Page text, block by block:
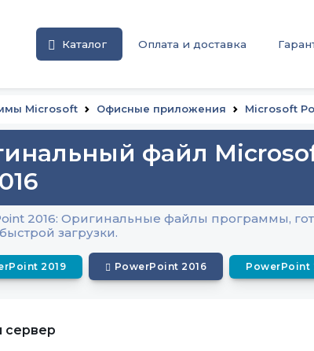
Каталог Оплата и доставка
Microsoft Офисные приложения Microsoft
файл
2016: Оригинальные файлы программы,
загрузки.
2019 PowerPoint 2016 PowerPoint
сервер